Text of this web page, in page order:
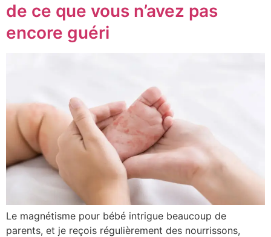
de ce que vous n’avez pas
encore guéri
Le magnétisme pour bébé intrigue beaucoup de
parents, et je reçois régulièrement des nourrissons,